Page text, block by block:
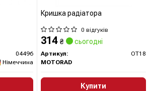
04496
Німеччина
Кришка радіатора
0 відгуків
314 ₴ сьогодні
Артикул:
OT18
MOTORAD
Купити